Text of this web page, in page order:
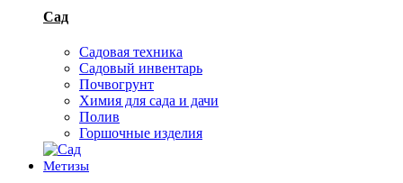
Сад
Садовая техника
Садовый инвентарь
Почвогрунт
Химия для сада и дачи
Полив
Горшочные изделия
Метизы